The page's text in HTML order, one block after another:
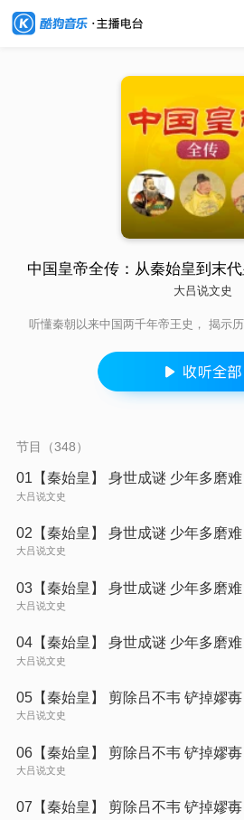
中国皇帝全传：从秦始皇到末
大吕说文史
听懂秦朝以来中国两千年帝王史， 揭示
位皇帝的小传，上起始创“皇帝名号的秦
溥仪。如此，则大体反映了历代帝王的全
社会的历史长河中，曾经煊赫2000余年
传述他们的轶闻，于今之借鉴、增知、休
节目（348）
01【秦始皇】 身世成谜 少年多磨
大吕说文史
02【秦始皇】 身世成谜 少年多磨
大吕说文史
03【秦始皇】 身世成谜 少年多磨
大吕说文史
04【秦始皇】 身世成谜 少年多磨
大吕说文史
05【秦始皇】 剪除吕不韦 铲掉嫪
大吕说文史
06【秦始皇】 剪除吕不韦 铲掉嫪
大吕说文史
07【秦始皇】 剪除吕不韦 铲掉嫪